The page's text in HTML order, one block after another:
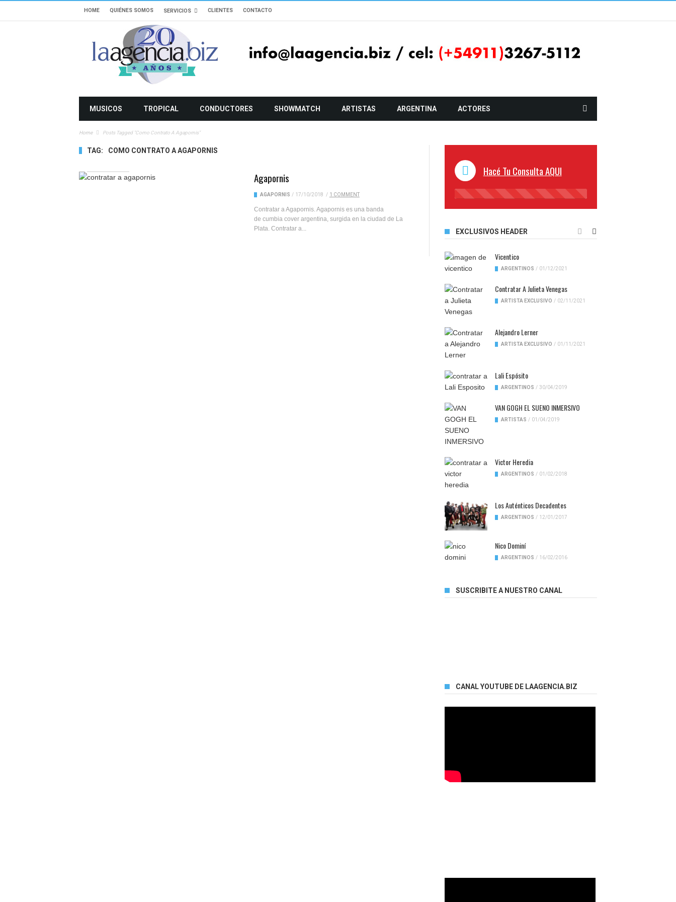
HOME QUIÉNES SOMOS SERVICIOS CLIENTES CONTACTO
MUSICOS TROPICAL CONDUCTORES SHOWMATCH ARTISTAS ARGENTINA ACTORES
Home Posts Tagged "Como Contrato A Agapornis"
TAG: COMO CONTRATO A AGAPORNIS
Agapornis
AGAPORNIS / 17/10/2018 / 1 COMMENT
Contratar a Agapornis. Agapornis es una banda
de cumbia cover argentina, surgida en la ciudad de La
Plata. Contratar a...
Hacé Tu Consulta AQUI
45%
EXCLUSIVOS HEADER
Vicentico
ARGENTINOS / 01/12/2021
Contratar A Julieta Venegas
ARTISTA EXCLUSIVO / 02/11/2021
Alejandro Lerner
ARTISTA EXCLUSIVO / 01/11/2021
Lali Espósito
ARGENTINOS / 30/04/2019
VAN GOGH EL SUENO INMERSIVO
ARTISTAS / 01/04/2019
Victor Heredia
ARGENTINOS / 01/02/2018
Los Auténticos Decadentes
ARGENTINOS / 12/01/2017
Nico Dominí
ARGENTINOS / 16/02/2016
SUSCRIBITE A NUESTRO CANAL
CANAL YOUTUBE DE LAAGENCIA.BIZ